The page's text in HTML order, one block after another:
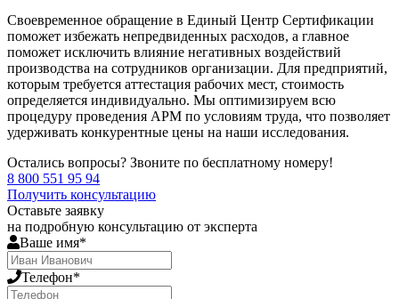
Своевременное обращение в Единый Центр Сертификации
поможет избежать непредвиденных расходов, а главное
поможет исключить влияние негативных воздействий
производства на сотрудников организации. Для предприятий,
которым требуется аттестация рабочих мест, стоимость
определяется индивидуально. Мы оптимизируем всю
процедуру проведения АРМ по условиям труда, что позволяет
удерживать конкурентные цены на наши исследования.
Остались вопросы? Звоните по бесплатному номеру!
8 800 551 95 94
Получить консультацию
Оставьте заявку
на подробную консультацию от эксперта
Ваше имя*
Телефон*